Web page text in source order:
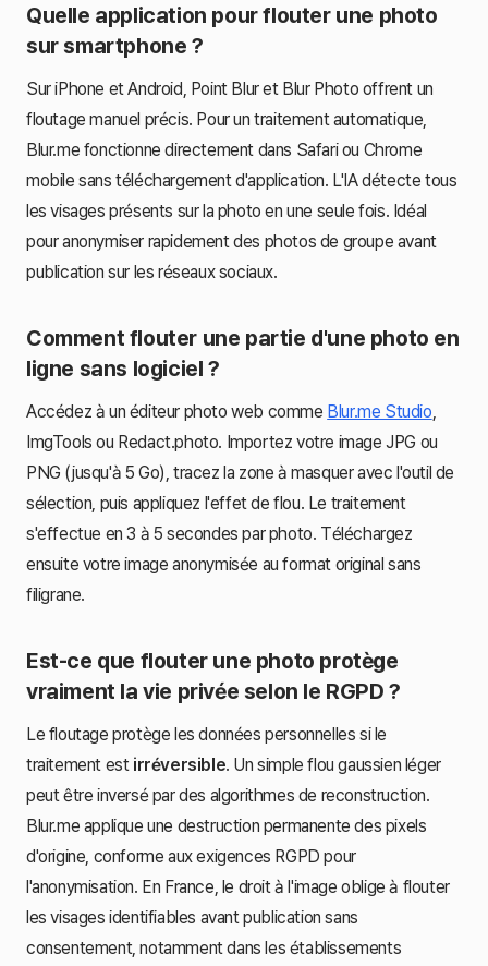
Quelle application pour flouter une photo
sur smartphone ?
Sur iPhone et Android, Point Blur et Blur Photo offrent un
floutage manuel précis. Pour un traitement automatique,
Blur.me fonctionne directement dans Safari ou Chrome
mobile sans téléchargement d'application. L'IA détecte tous
les visages présents sur la photo en une seule fois. Idéal
pour anonymiser rapidement des photos de groupe avant
publication sur les réseaux sociaux.
Comment flouter une partie d'une photo en
ligne sans logiciel ?
Accédez à un éditeur photo web comme Blur.me Studio,
ImgTools ou Redact.photo. Importez votre image JPG ou
PNG (jusqu'à 5 Go), tracez la zone à masquer avec l'outil de
sélection, puis appliquez l'effet de flou. Le traitement
s'effectue en 3 à 5 secondes par photo. Téléchargez
ensuite votre image anonymisée au format original sans
filigrane.
Est-ce que flouter une photo protège
vraiment la vie privée selon le RGPD ?
Le floutage protège les données personnelles si le
traitement est irréversible. Un simple flou gaussien léger
peut être inversé par des algorithmes de reconstruction.
Blur.me applique une destruction permanente des pixels
d'origine, conforme aux exigences RGPD pour
l'anonymisation. En France, le droit à l'image oblige à flouter
les visages identifiables avant publication sans
consentement, notamment dans les établissements